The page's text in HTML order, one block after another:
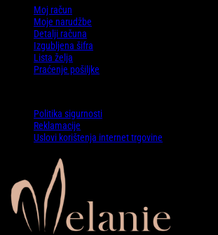
Moj račun
Moje narudžbe
Detalji računa
Izgubljena šifra
Lista želja
Praćenje pošiljke
Politika sigurnosti
Reklamacije
Uslovi korištenja internet trgovine